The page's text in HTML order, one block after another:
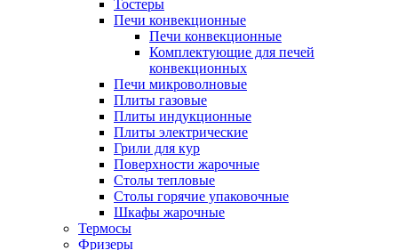
Тостеры
Печи конвекционные
Печи конвекционные
Комплектующие для печей
конвекционных
Печи микроволновые
Плиты газовые
Плиты индукционные
Плиты электрические
Грили для кур
Поверхности жарочные
Столы тепловые
Столы горячие упаковочные
Шкафы жарочные
Термосы
Фризеры